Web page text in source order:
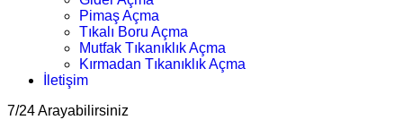
Pimaş Açma
Tıkalı Boru Açma
Mutfak Tıkanıklık Açma
Kırmadan Tıkanıklık Açma
İletişim
7/24 Arayabilirsiniz